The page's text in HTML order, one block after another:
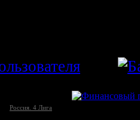
Россия. 4 Лига